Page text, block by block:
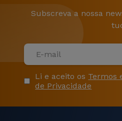
Subscreva a nossa
Li e aceito os Termos
de Privacidade